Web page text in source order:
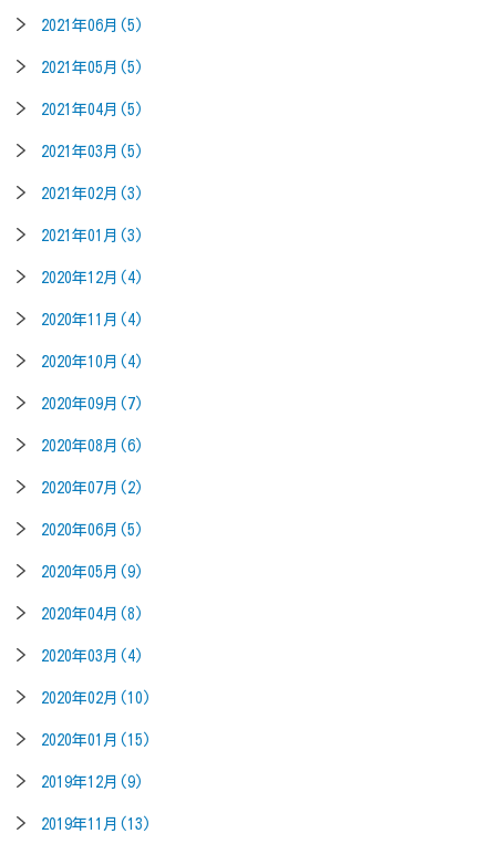
2021年06月(5)
2021年05月(5)
2021年04月(5)
2021年03月(5)
2021年02月(3)
2021年01月(3)
2020年12月(4)
2020年11月(4)
2020年10月(4)
2020年09月(7)
2020年08月(6)
2020年07月(2)
2020年06月(5)
2020年05月(9)
2020年04月(8)
2020年03月(4)
2020年02月(10)
2020年01月(15)
2019年12月(9)
2019年11月(13)